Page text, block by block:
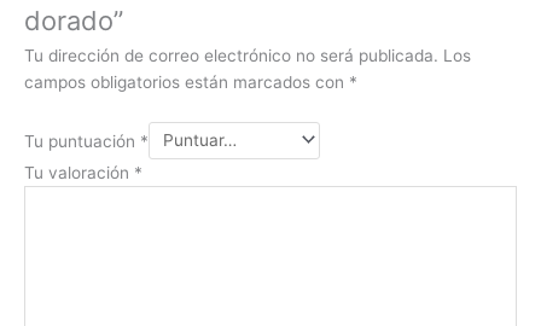
dorado”
Tu dirección de correo electrónico no será publicada. Los
campos obligatorios están marcados con *
Tu puntuación *
Tu valoración *